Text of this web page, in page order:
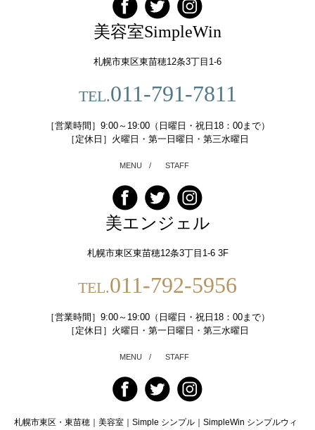
美容室SimpleWin
札幌市東区東苗穂12条3丁目1-6
TEL.011-791-7811
［営業時間］9:00～19:00（日曜日・祝日18：00まで）
［定休日］火曜日・第一日曜日・第三水曜日
MENU / STAFF
美エンジェル
札幌市東区東苗穂12条3丁目1-6 3F
TEL.011-792-5956
［営業時間］9:00～19:00（日曜日・祝日18：00まで）
［定休日］火曜日・第一日曜日・第三水曜日
MENU / STAFF
札幌市東区・東苗穂｜美容室｜Simple シンプル｜SimpleWin シンプルウィ